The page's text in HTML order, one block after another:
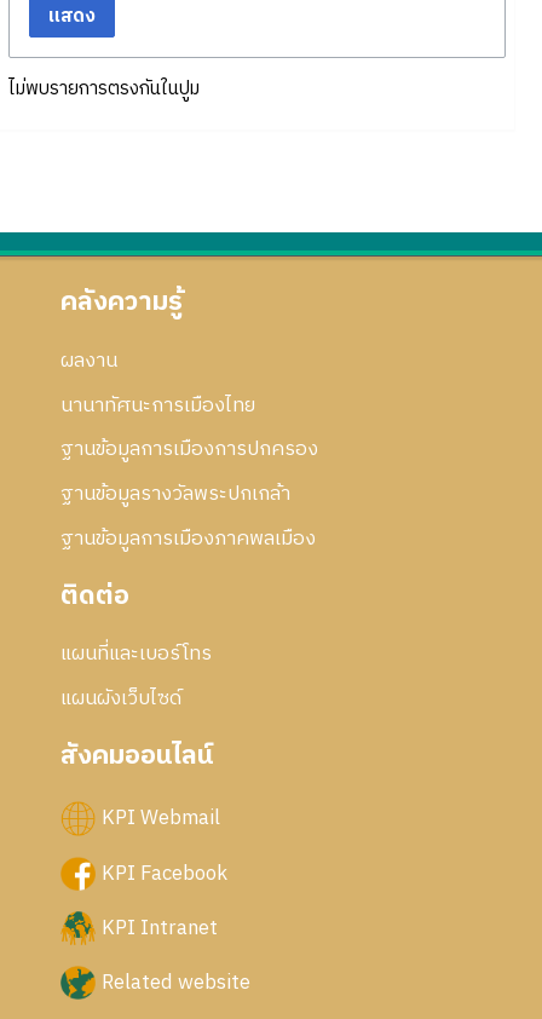
แสดง
ไม่พบรายการตรงกันในปูม
คลังความรู้
ผลงาน
นานาทัศนะการเมืองไทย
ฐานข้อมูลการเมืองการปกครอง
ฐานข้อมูลรางวัลพระปกเกล้า
ฐานข้อมูลการเมืองภาคพลเมือง
ติดต่อ
แผนที่และเบอร์โทร
แผนผังเว็บไซด์
สังคมออนไลน์
KPI Webmail
KPI Facebook
KPI Intranet
Related website